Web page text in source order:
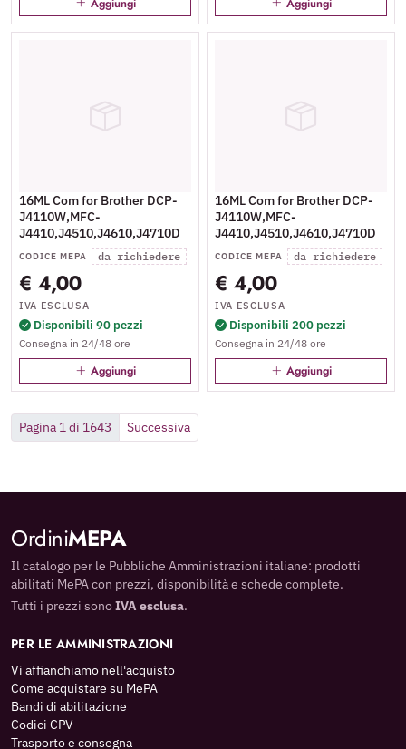
Aggiungi Aggiungi
16ML Com for Brother DCP-
J4110W,MFC-
J4410,J4510,J4610,J4710D
CODICE MEPA da richiedere
€ 4,00
IVA ESCLUSA
Disponibili 90 pezzi
Consegna in 24/48 ore
Aggiungi
16ML Com for Brother DCP-
J4110W,MFC-
J4410,J4510,J4610,J4710D
CODICE MEPA da richiedere
€ 4,00
IVA ESCLUSA
Disponibili 200 pezzi
Consegna in 24/48 ore
Aggiungi
Pagina 1 di 1643 Successiva
OrdiniMEPA
Il catalogo per le Pubbliche Amministrazioni italiane: prodotti
abilitati MePA con prezzi, disponibilità e schede complete.
Tutti i prezzi sonoIVA esclusa.
PER LE AMMINISTRAZIONI
Vi affianchiamo nell'acquisto
Come acquistare su MePA
Bandi di abilitazione
Codici CPV
Trasporto e consegna